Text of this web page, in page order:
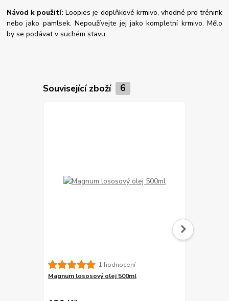
Návod k použití:Loopies je doplňkové krmivo, vhodné pro trénink
nebo jako pamlsek. Nepoužívejte jej jako kompletní krmivo. Mělo
by se podávat v suchém stavu.
Související zboží 6
1 hodnocení
Magnum lososový olej 500ml